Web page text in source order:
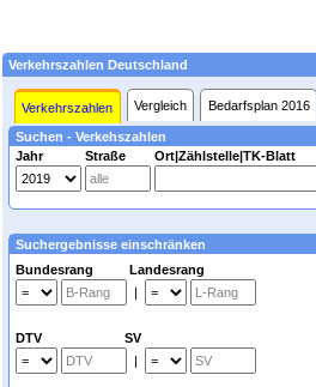
Verkehrszahlen Deutschland
Verkehrszahlen Vergleich Bedarfsplan 2016
Suchen - Verkehszahlen
Jahr
Straße Ort|Zählstelle|TK-Blatt
Suchergebnisse einschränken
Bundesrang Landesrang
|
DTV SV
|